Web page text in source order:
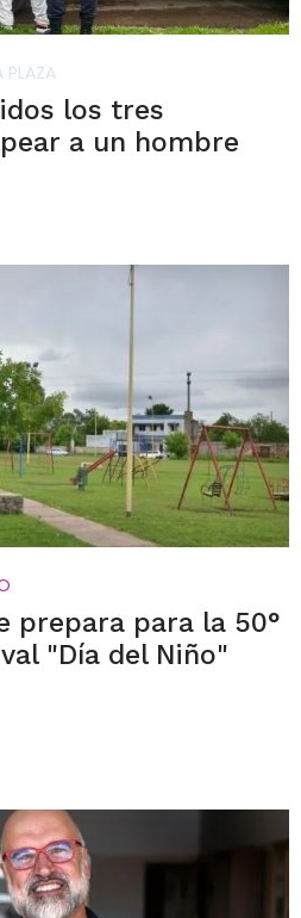
PLAZA
los tres
a un hombre
prepara para la 50°
"Día del Niño"